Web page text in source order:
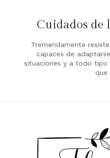
Cuidados de
Tremendamente
capaces de
situaciones y a todo tipo
que